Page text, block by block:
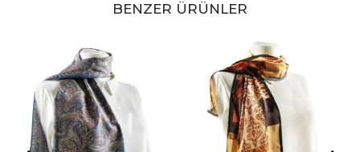
BENZER ÜRÜNLER